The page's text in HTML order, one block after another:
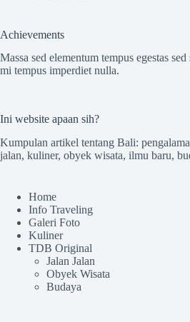
Achievements
Massa sed elementum tempus egestas
mi tempus imperdiet nulla.
Ini website apaan sih?
Kumpulan artikel tentang Bali:
jalan, kuliner, obyek wisata, ilmu baru,
Home
Info Traveling
Galeri Foto
Kuliner
TDB Original
Jalan Jalan
Obyek Wisata
Budaya